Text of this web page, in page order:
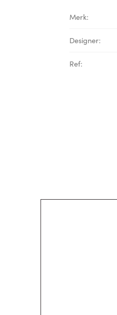
Merk:
Designer:
Ref: